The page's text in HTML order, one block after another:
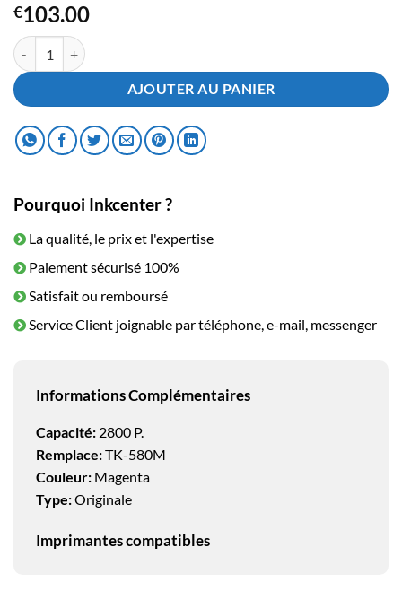
€103.00
quantité de Toner Kyocera-Mita TK-580M Magenta
AJOUTER AU PANIER
Pourquoi Inkcenter ?
La qualité, le prix et l'expertise
Paiement sécurisé 100%
Satisfait ou remboursé
Service Client joignable par téléphone, e-mail, messenger
Informations Complémentaires
Capacité: 2800 P.
Remplace:TK-580M
Couleur: Magenta
Type:Originale
Imprimantes compatibles